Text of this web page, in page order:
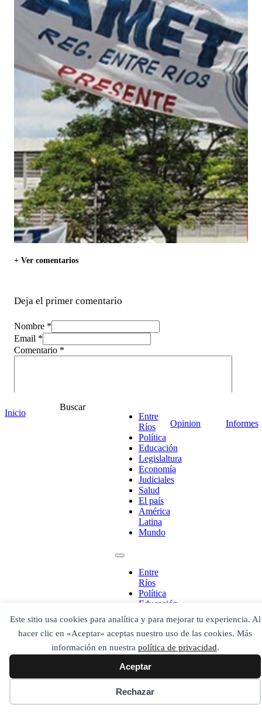
Este sitio usa cookies para analítica y para mejorar tu experiencia. Al
hacer clic en «Aceptar» aceptas nuestro uso de las cookies. Más
información en nuestra política de privacidad.
Aceptar
Rechazar
+ Ver comentarios
Deja el primer comentario
Nombre *
Email *
Comentario *
Inicio
Buscar
Entre
Ríos
Política
Educación
Legislaltura
Economía
Judiciales
Salud
El país
América
Latina
Mundo
Entre
Ríos
Política
Educación
Legislaltura
Economía
Judiciales
Salud
El país
América
Latina
Mundo
Secciones
Opinion Informes
¡Ponete en contacto!
Escribe aquí abajo lo que desees buscar
Buscar
Buscar en el archivo